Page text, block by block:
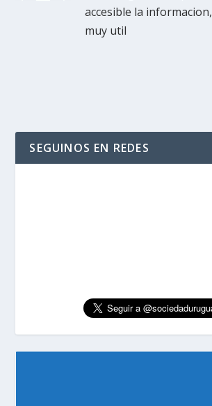
accesible la informacion,
muy util
SEGUINOS EN REDES